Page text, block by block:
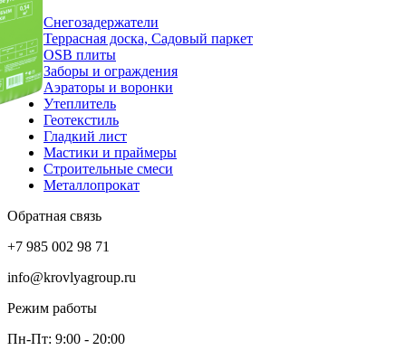
Снегозадержатели
Террасная доска, Садовый паркет
OSB плиты
Заборы и ограждения
Аэраторы и воронки
Утеплитель
Геотекстиль
Гладкий лист
Мастики и праймеры
Строительные смеси
Металлопрокат
Обратная связь
+7 985 002 98 71
info@krovlyagroup.ru
Режим работы
Пн-Пт: 9:00 - 20:00